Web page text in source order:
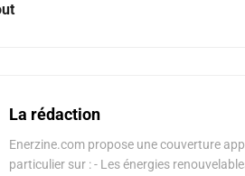
La rédaction
Enerzine.com propose une couverture
particulier sur : - Les énergies